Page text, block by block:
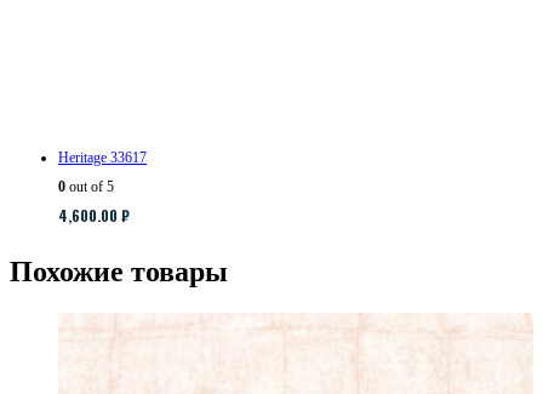
Heritage 33617
0 out of 5
4,600.00 ₽
Похожие товары